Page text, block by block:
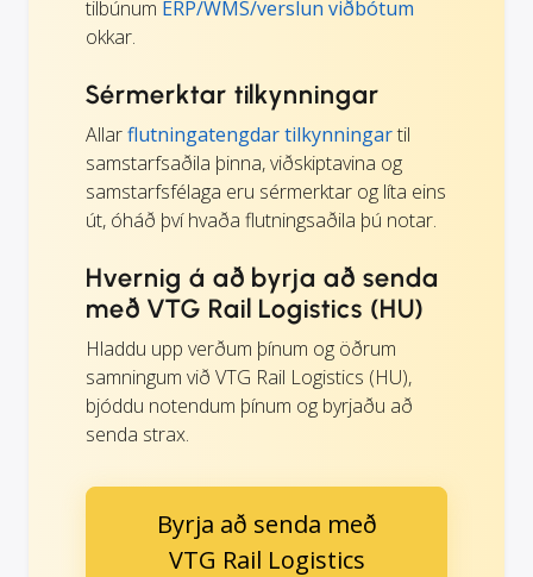
tilbúnum ERP/WMS/verslun viðbótum
okkar.
Sérmerktar tilkynningar
Allarflutningatengdar tilkynningartil
samstarfsaðila þinna, viðskiptavina og
samstarfsfélaga eru sérmerktar og líta eins
út, óháð því hvaða flutningsaðila þú notar.
Hvernig á að byrja að senda
með VTG Rail Logistics (HU)
Hladdu upp verðum þínum og öðrum
samningum við VTG Rail Logistics (HU),
bjóddu notendum þínum og byrjaðu að
senda strax.
Byrja að senda með
VTG Rail Logistics